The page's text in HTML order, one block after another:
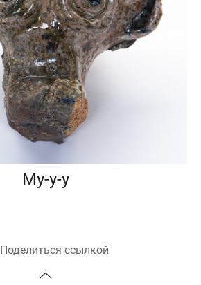
Му-у-у
Поделиться ссылкой